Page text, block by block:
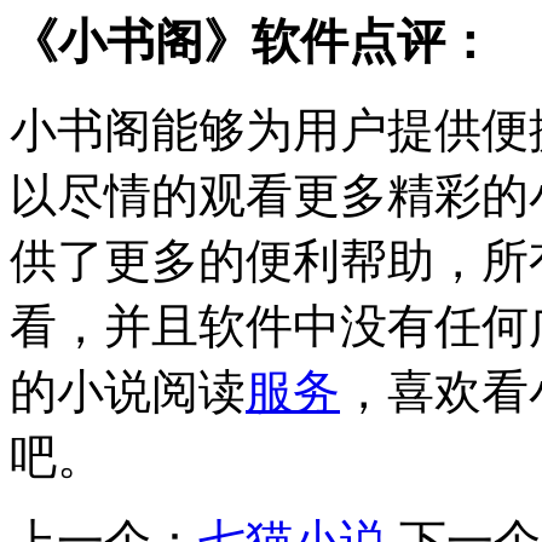
《小书阁》软件点评：
小书阁能够为用户提供
以尽情的观看更多精彩
供了更多的便利帮助，
看，并且软件中没有任
的小说阅读服务 ，喜欢
吧。